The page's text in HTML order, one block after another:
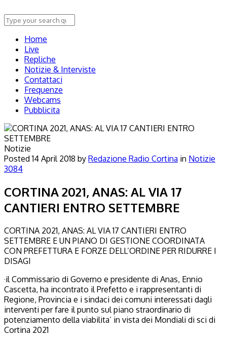
Home
Live
Repliche
Notizie & Interviste
Contattaci
Frequenze
Webcams
Pubblicita
Notizie
Posted14 April 2018 by Redazione Radio Cortina in Notizie
3084
CORTINA 2021, ANAS: AL VIA 17
CANTIERI ENTRO SETTEMBRE
CORTINA 2021, ANAS: AL VIA 17 CANTIERI ENTRO
SETTEMBRE E UN PIANO DI GESTIONE COORDINATA
CON PREFETTURA E FORZE DELL’ORDINE PER RIDURRE I
DISAGI
·il Commissario di Governo e presidente di Anas, Ennio
Cascetta, ha incontrato il Prefetto e i rappresentanti di
Regione, Provincia e i sindaci dei comuni interessati dagli
interventi per fare il punto sul piano straordinario di
potenziamento della viabilita’ in vista dei Mondiali di sci di
Cortina 2021